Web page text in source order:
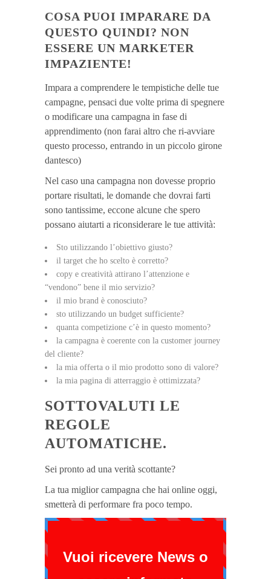
COSA PUOI IMPARARE DA
QUESTO QUINDI? NON
ESSERE UN MARKETER
IMPAZIENTE!
Impara a comprendere le tempistiche delle tue
campagne, pensaci due volte prima di spegnere
o modificare una campagna in fase di
apprendimento (non farai altro che ri-avviare
questo processo, entrando in un piccolo girone
dantesco)
Nel caso una campagna non dovesse proprio
portare risultati, le domande che dovrai farti
sono tantissime, eccone alcune che spero
possano aiutarti a riconsiderare le tue attività:
Sto utilizzando l’obiettivo giusto?
il target che ho scelto è corretto?
copy e creatività attirano l’attenzione e
“vendono” bene il mio servizio?
il mio brand è conosciuto?
sto utilizzando un budget sufficiente?
quanta competizione c’è in questo momento?
la campagna è coerente con la customer journey
del cliente?
la mia offerta o il mio prodotto sono di valore?
la mia pagina di atterraggio è ottimizzata?
SOTTOVALUTI LE
REGOLE
AUTOMATICHE.
Sei pronto ad una verità scottante?
La tua miglior campagna che hai online oggi,
smetterà di performare fra poco tempo.